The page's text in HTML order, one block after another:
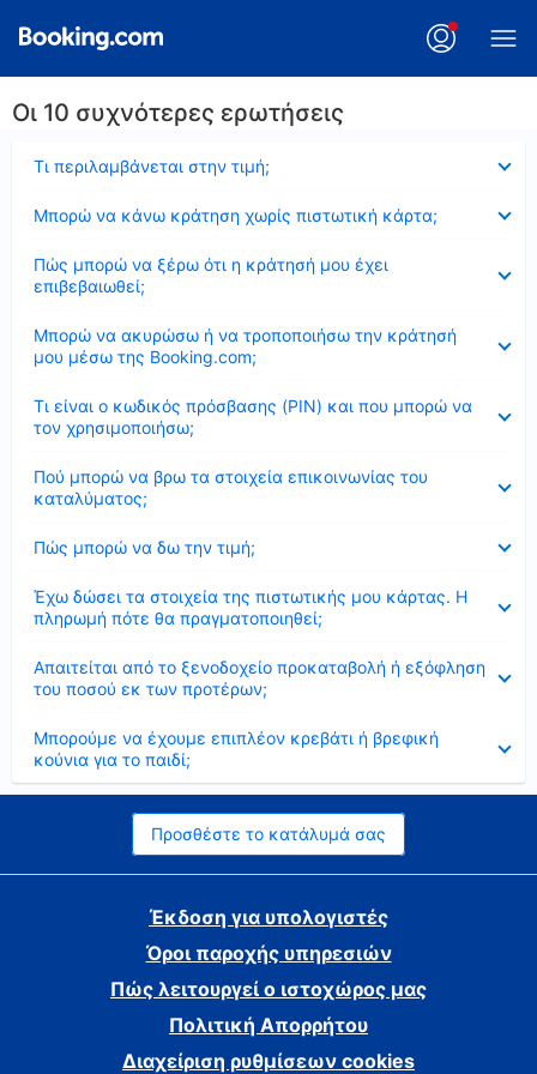
Οι 10 συχνότερες ερωτήσεις
Τι περιλαμβάνεται στην τιμή;
Μπορώ να κάνω κράτηση χωρίς πιστωτική κάρτα;
Πώς μπορώ να ξέρω ότι η κράτησή μου έχει
επιβεβαιωθεί;
Μπορώ να ακυρώσω ή να τροποποιήσω την κράτησή
μου μέσω της Booking.com;
Τι είναι ο κωδικός πρόσβασης (PIN) και που μπορώ να
τον χρησιμοποιήσω;
Πού μπορώ να βρω τα στοιχεία επικοινωνίας του
καταλύματος;
Πώς μπορώ να δω την τιμή;
Έχω δώσει τα στοιχεία της πιστωτικής μου κάρτας. Η
πληρωμή πότε θα πραγματοποιηθεί;
Απαιτείται από το ξενοδοχείο προκαταβολή ή εξόφληση
του ποσού εκ των προτέρων;
Μπορούμε να έχουμε επιπλέον κρεβάτι ή βρεφική
κούνια για το παιδί;
Προσθέστε το κατάλυμά σας
Έκδοση για υπολογιστές
Όροι παροχής υπηρεσιών
Πώς λειτουργεί ο ιστοχώρος μας
Πολιτική Απορρήτου
Διαχείριση ρυθμίσεων cookies